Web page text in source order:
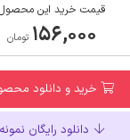
قیمت خرید این
۱۵۶,۰۰۰ تومان
خرید و دانلود
دانلود رایگان نمونه